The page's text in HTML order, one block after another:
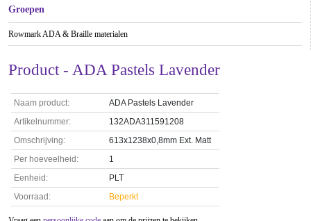
Groepen
Rowmark ADA & Braille materialen
Product - ADA Pastels Lavender
Naam product:
ADA Pastels Lavender
Artikelnummer:
132ADA311591208
Omschrijving:
613x1238x0,8mm Ext. Matt
Per hoeveelheid:
1
Eenheid:
PLT
Voorraad:
Beperkt